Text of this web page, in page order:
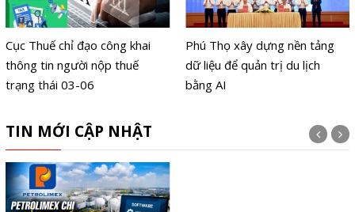
Cục Thuế chỉ đạo công khai
thông tin người nộp thuế
trạng thái 03-06
Phú Thọ xây dựng nền tảng
dữ liệu để quản trị du lịch
bằng AI
TIN MỚI CẬP NHẬT